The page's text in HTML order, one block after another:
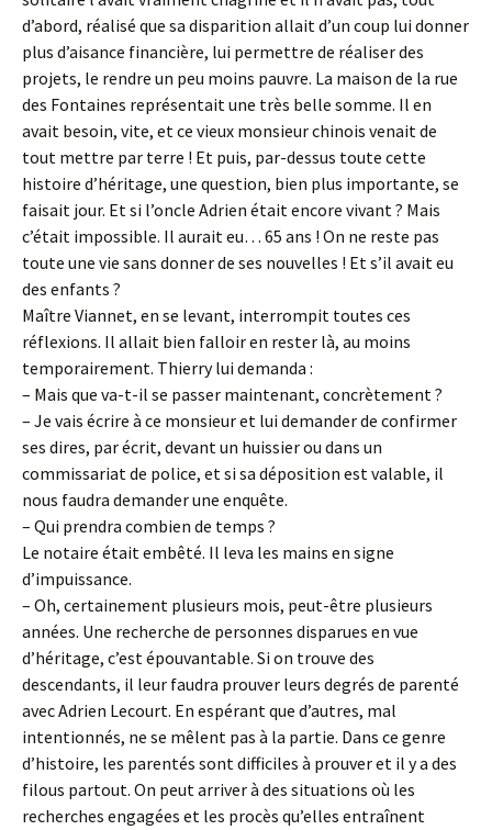
d’abord, réalisé que sa disparition allait d’un coup lui donner
plus d’aisance financière, lui permettre de réaliser des
projets, le rendre un peu moins pauvre. La maison de la rue
des Fontaines représentait une très belle somme. Il en
avait besoin, vite, et ce vieux monsieur chinois venait de
tout mettre par terre ! Et puis, par-dessus toute cette
histoire d’héritage, une question, bien plus importante, se
faisait jour. Et si l’oncle Adrien était encore vivant ? Mais
c’était impossible. Il aurait eu… 65 ans ! On ne reste pas
toute une vie sans donner de ses nouvelles ! Et s’il avait eu
des enfants ?
Maître Viannet, en se levant, interrompit toutes ces
réflexions. Il allait bien falloir en rester là, au moins
temporairement. Thierry lui demanda :
– Mais que va-t-il se passer maintenant, concrètement ?
– Je vais écrire à ce monsieur et lui demander de confirmer
ses dires, par écrit, devant un huissier ou dans un
commissariat de police, et si sa déposition est valable, il
nous faudra demander une enquête.
– Qui prendra combien de temps ?
Le notaire était embêté. Il leva les mains en signe
d’impuissance.
– Oh, certainement plusieurs mois, peut-être plusieurs
années. Une recherche de personnes disparues en vue
d’héritage, c’est épouvantable. Si on trouve des
descendants, il leur faudra prouver leurs degrés de parenté
avec Adrien Lecourt. En espérant que d’autres, mal
intentionnés, ne se mêlent pas à la partie. Dans ce genre
d’histoire, les parentés sont difficiles à prouver et il y a des
filous partout. On peut arriver à des situations où les
recherches engagées et les procès qu’elles entraînent